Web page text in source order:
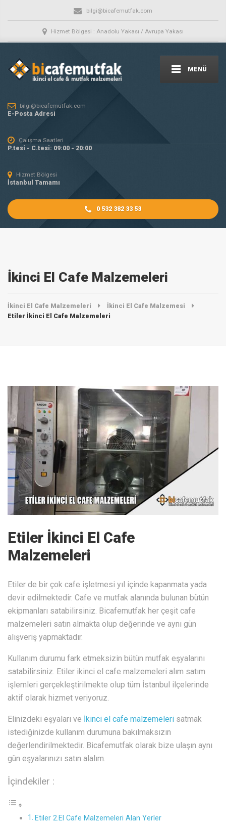
bilgi@bicafemutfak.com
Hizmet Bölgesi : Anadolu Yakası / Avrupa Yakası
MENÜ
bilgi@bicafemutfak.com
E-Posta Adresi
Çalışma Saatleri
P.tesi - C.tesi: 09:00 - 20:00
Hizmet Bölgesi
İstanbul Tamamı
0 532 382 33 53
İkinci El Cafe Malzemeleri
İkinci El Cafe Malzemeleri
İkinci El Cafe Malzemesi
Etiler İkinci El Cafe Malzemeleri
Etiler İkinci El Cafe
Malzemeleri
Etiler de bir çok cafe işletmesi yıl içinde kapanmata yada
devir edilmektedir. Cafe ve mutfak alanında bulunan bütün
ekipmanları satabilirsiniz. Bicafemutfak her çeşit cafe
malzemeleri satın almakta olup değerinde ve aynı gün
alışveriş yapmaktadır.
Kullanım durumu fark etmeksizin bütün mutfak eşyalarını
satabilirsiniz. Etiler ikinci el cafe malzemeleri alım satım
işlemleri gerçekleştirilmekte olup tüm İstanbul ilçelerinde
aktif olarak hizmet veriyoruz.
Elinizdeki eşyaları ve İkinci el cafe malzemeleri satmak
istediğinizde kullanım durumuna bakılmaksızın
değerlendirilmektedir. Bicafemutfak olarak bize ulaşın aynı
gün eşyalarınızı satın alalım.
İçindekiler :
Etiler 2.El Cafe Malzemeleri Alan Yerler